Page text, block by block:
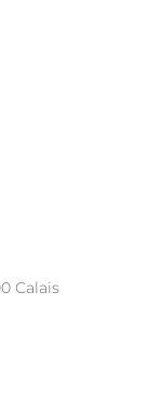
Calais